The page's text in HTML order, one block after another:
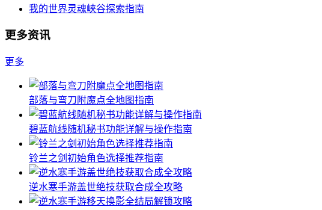
我的世界灵魂峡谷探索指南
更多资讯
更多
部落与弯刀附魔点全地图指南
碧蓝航线随机秘书功能详解与操作指南
铃兰之剑初始角色选择推荐指南
逆水寒手游盖世绝技获取合成全攻略